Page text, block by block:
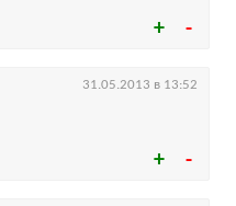
31.05.2013 в 13:52